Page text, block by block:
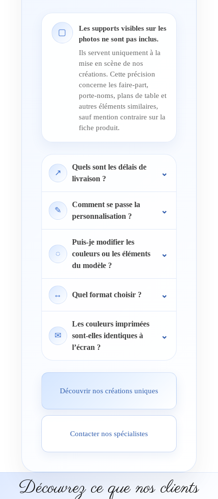
▢
Les supports visibles sur les
photos ne sont pas inclus.
Ils servent uniquement à la
mise en scène de nos
créations. Cette précision
concerne les faire-part,
porte-noms, plans de table et
autres éléments similaires,
sauf mention contraire sur la
fiche produit.
↗
Quels sont les délais de
livraison ?
✎
Comment se passe la
personnalisation ?
◌
Puis-je modifier les
couleurs ou les éléments
du modèle ?
↔ Quel format choisir ?
✉
Les couleurs imprimées
sont-elles identiques à
l’écran ?
Découvrir nos créations uniques
Contacter nos spécialistes
Découvrez ce que nos clients